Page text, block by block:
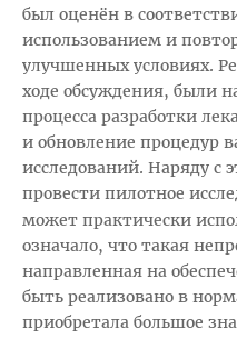
был оценён в
использованием и
улучшенных условиях.
ходе обсуждения, были
процесса разработки
и обновление процедур
исследований. Наряду с
провести пилотное
может практически
означало, что такая
направленная на
быть реализовано в
приобретала большое